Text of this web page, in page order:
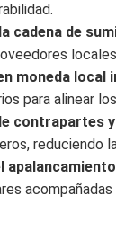
cadena de
moneda local
para alinear
contrapartes
reduciendo